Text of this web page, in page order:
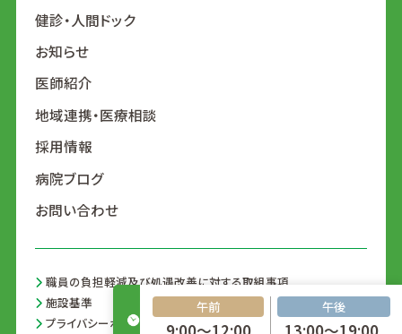
午前 午後
健診・人間ドック
お知らせ
医師紹介
地域連携・医療相談
採用情報
病院ブログ
お問い合わせ
職員の負担軽減及び処遇改善に対する取組事項
施設基準
プライバシーポリシー